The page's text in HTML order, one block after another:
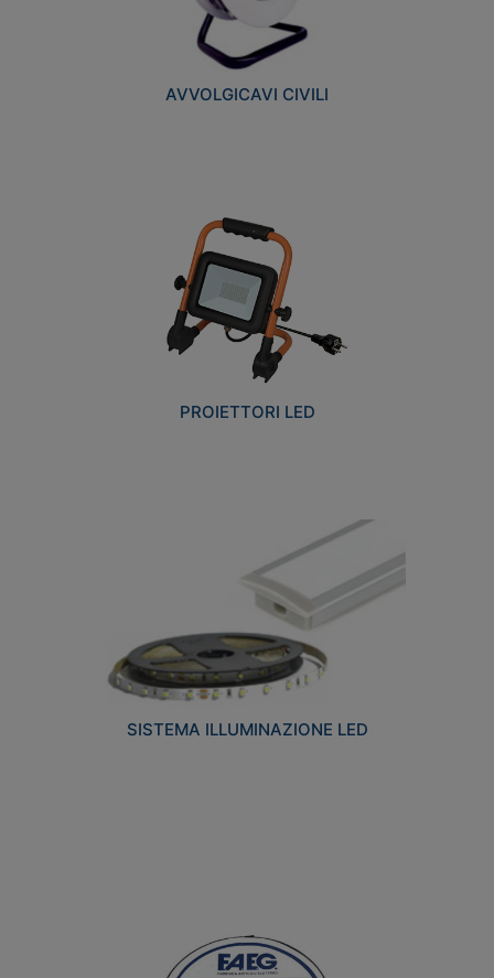
AVVOLGICAVI CIVILI
PROIETTORI LED
SISTEMA ILLUMINAZIONE LED